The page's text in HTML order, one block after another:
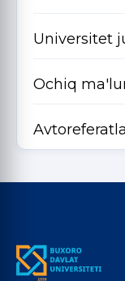
Universitet
Ochiq